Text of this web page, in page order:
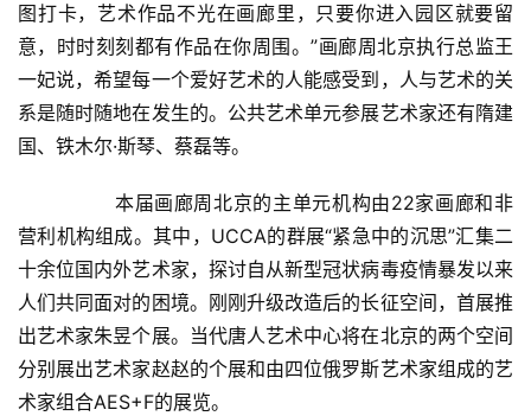
首
页
艺
讯
书
法
征
稿
图打卡，艺术作品不光在画廊里，只要你进入园区就要留
意，时时刻刻都有作品在你周围。”画廊周北京执行总监王
一妃说，希望每一个爱好艺术的人能感受到，人与艺术的关
系是随时随地在发生的。公共艺术单元参展艺术家还有隋建
国、铁木尔·斯琴、蔡磊等。
营利机构组成。其中，UCCA的群展“紧急中的沉思”汇集二
十余位国内外艺术家，探讨自从新型冠状病毒疫情暴发以来
人们共同面对的困境。刚刚升级改造后的长征空间，首展推
出艺术家朱昱个展。当代唐人艺术中心将在北京的两个空间
分别展出艺术家赵赵的个展和由四位俄罗斯艺术家组成的艺
术家组合AES+F的展览。